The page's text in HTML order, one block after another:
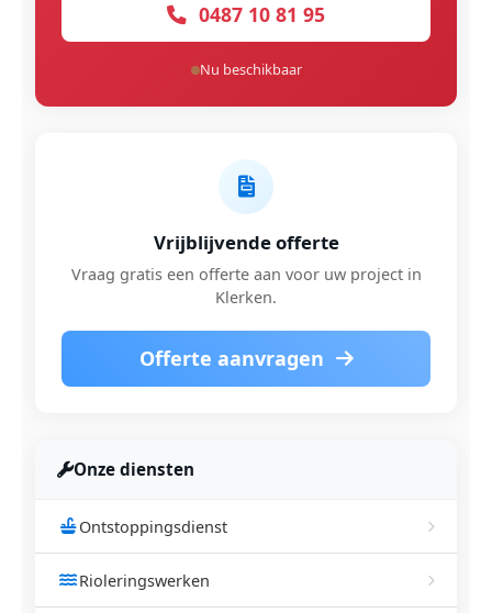
0487 10 81 95
Nu beschikbaar
Vrijblijvende offerte
Vraag gratis een offerte aan voor uw project in
Klerken.
Offerte aanvragen
Onze diensten
Ontstoppingsdienst
Rioleringswerken